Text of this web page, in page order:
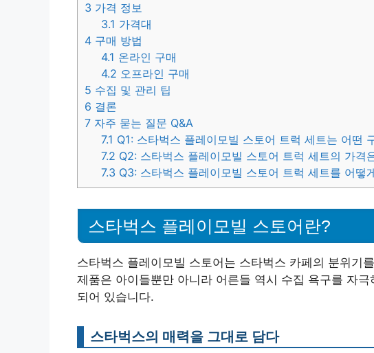
3 가격 정보
3.1 가격대
4 구매 방법
4.1 온라인 구매
4.2 오프라인 구매
5 수집 및 관리 팁
6 결론
7 자주 묻는 질문 Q&A
7.1 Q1: 스타벅스 플레이모빌 스토어 트럭 세트는 어떤
7.2 Q2: 스타벅스 플레이모빌 스토어 트럭 세트의 가격
7.3 Q3: 스타벅스 플레이모빌 스토어 트럭 세트를 어떻
스타벅스 플레이모빌 스토어란?
스타벅스 플레이모빌 스토어는 스타벅스 카페의 분위기
제품은 아이들뿐만 아니라 어른들 역시 수집 욕구를 자
되어 있습니다.
스타벅스의 매력을 그대로 담다